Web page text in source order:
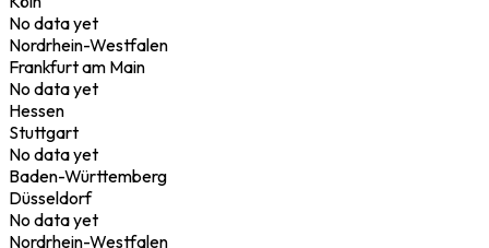
No data yet
Nordrhein-Westfalen
Frankfurt am Main
No data yet
Hessen
Stuttgart
No data yet
Baden-Württemberg
Düsseldorf
No data yet
Nordrhein-Westfalen